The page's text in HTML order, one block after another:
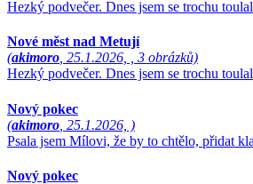
Hezký podvečer. Dnes jsem se trochu
Nové měst nad Metují
(akimoro, 25.1.2026, , 3 obrázků)
Hezký podvečer. Dnes jsem se trochu
Nový pokec
(akimoro , 25.1.2026, )
Psala jsem Mílovi, že by to chtělo, přidat
Nový pokec